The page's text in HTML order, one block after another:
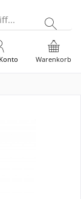
Warenkorb